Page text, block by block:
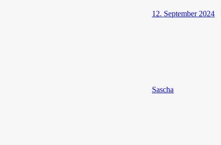
12. September 2024
Sascha